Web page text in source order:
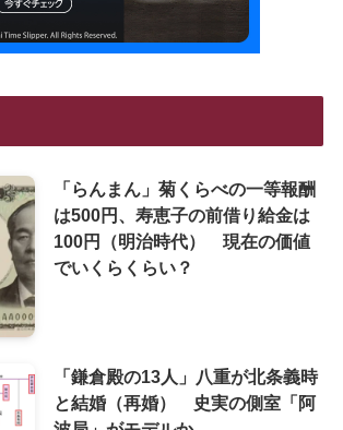
「らんまん」菊くらべの一等報酬
は500円、寿恵子の前借り給金は
100円（明治時代） 現在の価値
でいくらくらい？
「鎌倉殿の13人」八重が北条義時
と結婚（再婚） 史実の側室「阿